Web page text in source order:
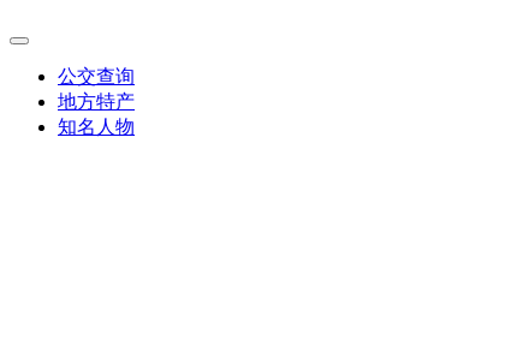
公交查询
地方特产
知名人物